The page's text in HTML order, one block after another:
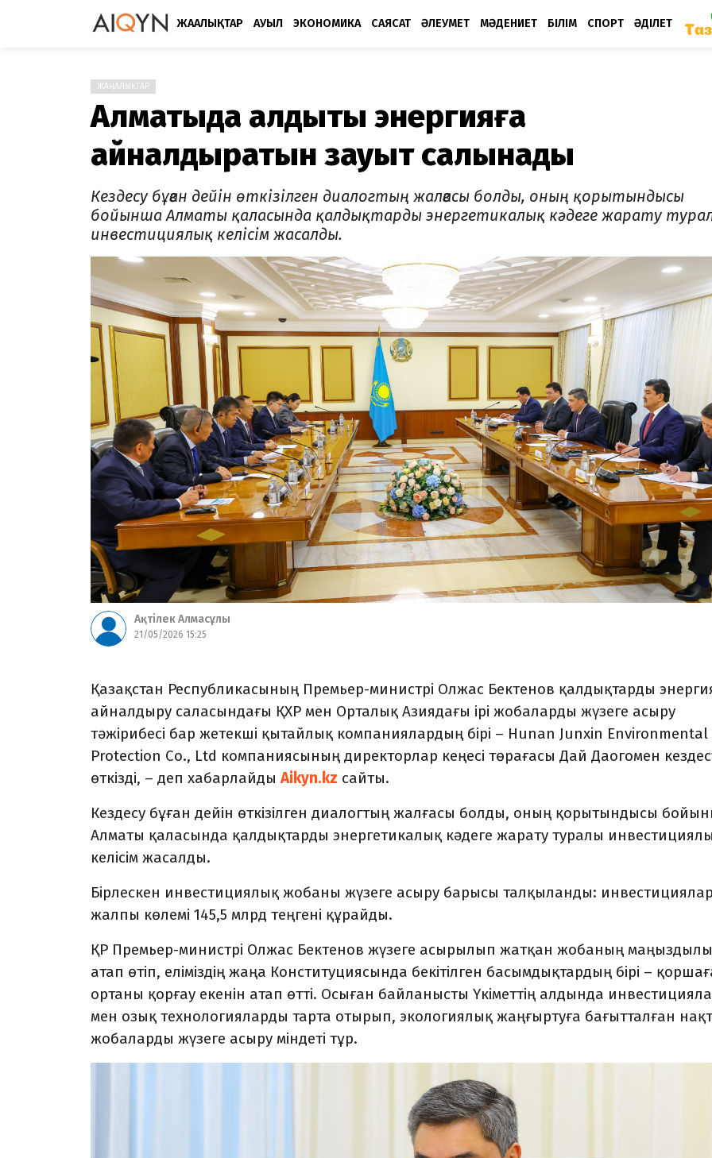
ЖАҢАЛЫҚТАР АУЫЛ ЭКОНОМИКА САЯСАТ ӘЛЕУМЕТ МӘДЕНИЕТ БІЛІМ СПОРТ ӘДІЛЕТ
ЖАҢАЛЫҚТАР
Алматыда қалдықты энергияға
айналдыратын зауыт салынады
Кездесу бұған дейін өткізілген диалогтың жалғасы болды, оның қорытындысы
бойынша Алматы қаласында қалдықтарды энергетикалық кәдеге жарату
инвестициялық келісім жасалды.
Ақтілек Алмасұлы
21/05/2026 15:25
Қазақстан Республикасының Премьер-министрі Олжас Бектенов қалдықтарды
айналдыру саласындағы ҚХР мен Орталық Азиядағы ірі жобаларды жүзеге асыру
тәжірибесі бар жетекші қытайлық компаниялардың бірі – Hunan Junxin Environmental
Protection Co., Ltd компаниясының директорлар кеңесі төрағасы Дай Даогомен
өткізді, – деп хабарлайдыAikyn.kz сайты.
Кездесу бұған дейін өткізілген диалогтың жалғасы болды, оның қорытындысы
Алматы қаласында қалдықтарды энергетикалық кәдеге жарату туралы
келісім жасалды.
Бірлескен инвестициялық жобаны жүзеге асыру барысы талқыланды:
жалпы көлемі 145,5 млрд теңгені құрайды.
ҚР Премьер-министрі Олжас Бектенов жүзеге асырылып жатқан жобаның
атап өтіп, еліміздің жаңа Конституциясында бекітілген басымдықтардың бірі –
ортаны қорғау екенін атап өтті. Осыған байланысты Үкіметтің алдында
мен озық технологияларды тарта отырып, экологиялық жаңғыртуға бағытталған
жобаларды жүзеге асыру міндеті тұр.